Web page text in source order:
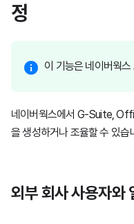
정
이 기능은 네이버웍
네이버웍스에서 G-Suite,
을 생성하거나 조율할 수 있습
외부 회사 사용자와